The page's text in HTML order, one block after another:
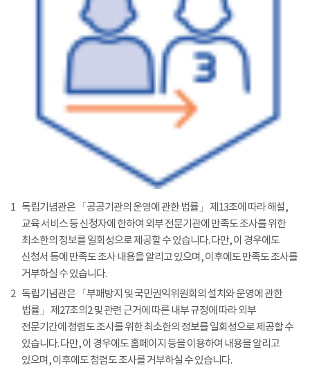
1 독립기념관은 「공공기관의 운영에 관한 법률」 제13조에 따라 해설,
교육 서비스 등 신청자에 한하여 외부 전문기관에 만족도 조사를 위한
최소한의 정보를 일회성으로 제공할 수 있습니다. 다만, 이 경우에도
신청서 등에 만족도 조사 내용을 알리고 있으며, 이후에도 만족도 조사를
거부하실 수 있습니다.
2 독립기념관은 「부패방지 및 국민권익위원회의 설치와 운영에 관한
법률」 제27조의2 및 관련 근거에 따른 내부 규정에 따라 외부
전문기간에 청렴도 조사를 위한 최소한의 정보를 일회성으로 제공할 수
있습니다. 다만, 이 경우에도 홈페이지 등을 이용하여 내용을 알리고
있으며, 이후에도 청렴도 조사를 거부하실 수 있습니다.